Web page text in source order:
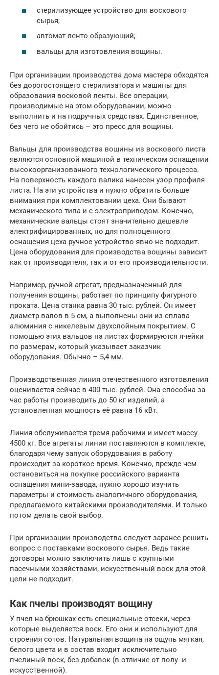
стерилизующее устройство для воскового
сырья;
автомат ленто образующий;
вальцы для изготовления вощины.
При организации производства дома мастера обходятся
без дорогостоящего стерилизатора и машины для
образования восковой ленты. Все операции,
производимые на этом оборудовании, можно
выполнить и на подручных средствах. Единственное,
без чего не обойтись – это пресс для вощины.
Вальцы для производства вощины из воскового листа
являются основной машиной в техническом оснащении
высокоорганизованного технологического процесса.
На поверхность каждого валика нанесен узор профиля
листа. На эти устройства и нужно обратить больше
внимания при комплектовании цеха. Они бывают
механического типа и с электроприводом. Конечно,
механические вальцы стоят значительно дешевле
электрифицированных, но для полноценного
оснащения цеха ручное устройство явно не подходит.
Цена оборудования для производства вощины зависит
как от производителя, так и от его производительности.
Например, ручной агрегат, предназначенный для
получения вощины, работает по принципу фигурного
проката. Цена станка равна 30 тыс. рублей. Он имеет
диаметр валов в 5 см, а выполнены они из сплава
алюминия с никелевым двухслойным покрытием. С
помощью этих вальцов на листах формируются ячейки
по размерам, который указывает заказчик
оборудования. Обычно – 5,4 мм.
Производственная линия отечественного изготовления
оценивается сейчас в 400 тыс. рублей. Она способна за
час работы производить до 50 кг изделий, а
установленная мощность её равна 16 кВт.
Линия обслуживается тремя рабочими и имеет массу
4500 кг. Все агрегаты линии поставляются в комплекте,
благодаря чему запуск оборудования в работу
происходит за короткое время. Конечно, прежде чем
остановиться на покупке российского варианта
оснащения мини-завода, нужно хорошо изучить
параметры и стоимость аналогичного оборудования,
предлагаемого китайскими производителями. И только
потом делать свой выбор.
При организации производства следует заранее решить
вопрос с поставками воскового сырья. Ведь такие
договоры можно заключить лишь с крупными
пасечными хозяйствами, искусственный воск для этой
цели не подходит.
Как пчелы производят вощину
У пчел на брюшках есть специальные отсеки, через
которые выделяется воск. Его они и используют для
строения сотов. Натуральная вощина на ощупь мягкая,
белого цвета и в состав входит исключительно
пчелиный воск, без добавок (в отличие от полу- и
искусственной).